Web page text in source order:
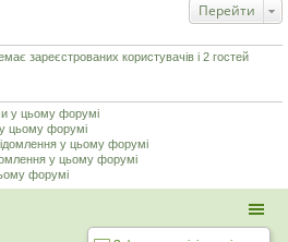
Перейти
зареєстрованих користувачів і 2 гостей
у цьому форумі
у цьому форумі
у цьому форумі
у цьому форумі
форумі